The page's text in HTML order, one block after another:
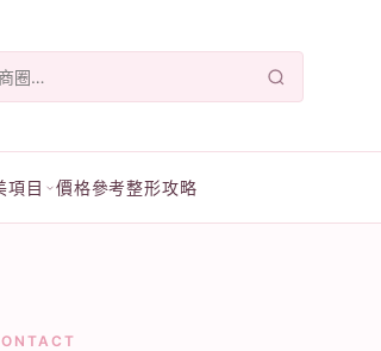
項目 價格參考整形攻略